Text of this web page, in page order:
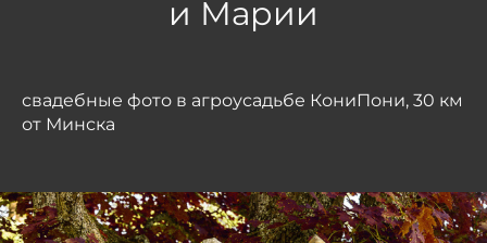
и Марии
свадебные фото в агроусадьбе КониПони, 30 км
от Минска